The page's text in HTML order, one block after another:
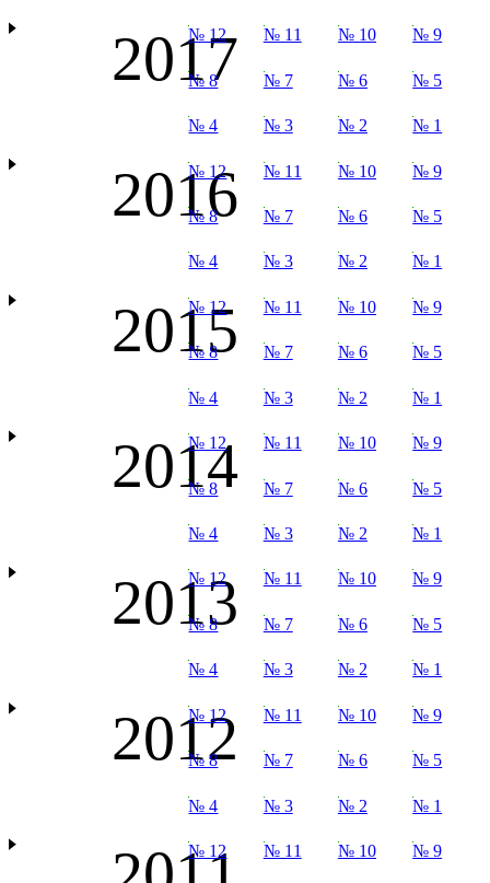
2017
№ 12 № 11 № 10 № 9
№ 8 № 7 № 6 № 5
№ 4 № 3 № 2 № 1
2016
№ 12 № 11 № 10 № 9
№ 8 № 7 № 6 № 5
№ 4 № 3 № 2 № 1
2015
№ 12 № 11 № 10 № 9
№ 8 № 7 № 6 № 5
№ 4 № 3 № 2 № 1
2014
№ 12 № 11 № 10 № 9
№ 8 № 7 № 6 № 5
№ 4 № 3 № 2 № 1
2013
№ 12 № 11 № 10 № 9
№ 8 № 7 № 6 № 5
№ 4 № 3 № 2 № 1
2012
№ 12 № 11 № 10 № 9
№ 8 № 7 № 6 № 5
№ 4 № 3 № 2 № 1
№ 12 № 11 № 10 № 9